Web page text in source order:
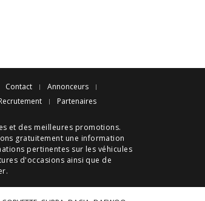
Contact
Annonceurs
Partenaires
et des meilleures promotions.
gratuitement une information
pertinentes sur les véhicules
d'occasions ainsi que de